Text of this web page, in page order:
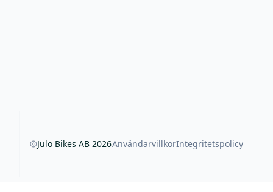
Julo Bikes AB 2026AnvändarvillkorIntegritetspolicy